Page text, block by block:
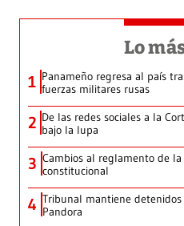
Lo
1 Panameño regresa al país
fuerzas militares rusas
2 De las redes sociales a la
bajo la lupa
3 Cambios al reglamento de
constitucional
4 Tribunal mantiene
Pandora